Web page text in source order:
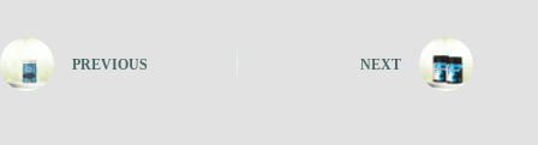
PREVIOUS NEXT